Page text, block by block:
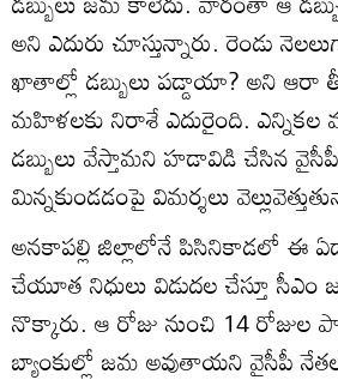
అని ఎదురు చూస్తున్నారు. రెండు
ఖాతాల్లో డబ్బులు పడ్డాయా? అని ఆరా
మహిళలకు నిరాశే ఎదురైంది. ఎన్నికల
డబ్బులు వేస్తామని హడావిడి చేసిన వైసీపీ
మిన్నకుండడంపై విమర్శలు
అనకాపల్లి జిల్లాలోనే పిసినికాడలో ఈ
చేయూత నిధులు విడుదల చేస్తూ సీఎం
నొక్కారు. ఆ రోజు నుంచి 14 రోజుల
బ్యాంకుల్లో జమ అవుతాయని వైసీపీ